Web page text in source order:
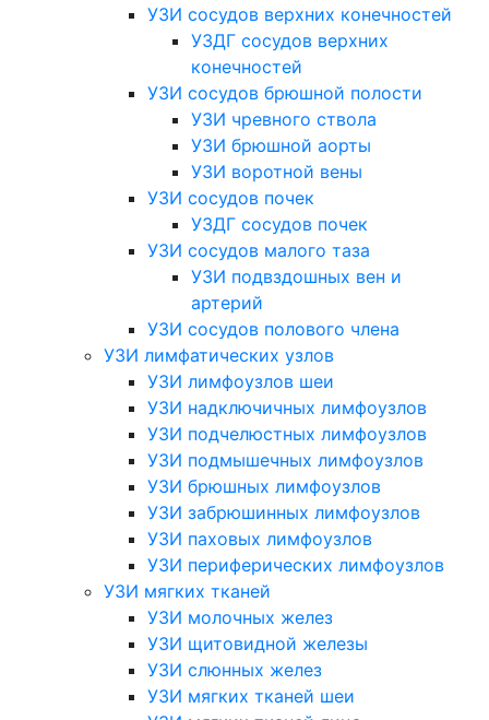
УЗИ сосудов верхних конечностей
УЗДГ сосудов верхних
конечностей
УЗИ сосудов брюшной полости
УЗИ чревного ствола
УЗИ брюшной аорты
УЗИ воротной вены
УЗИ сосудов почек
УЗДГ сосудов почек
УЗИ сосудов малого таза
УЗИ подвздошных вен и
артерий
УЗИ сосудов полового члена
УЗИ лимфатических узлов
УЗИ лимфоузлов шеи
УЗИ надключичных лимфоузлов
УЗИ подчелюстных лимфоузлов
УЗИ подмышечных лимфоузлов
УЗИ брюшных лимфоузлов
УЗИ забрюшинных лимфоузлов
УЗИ паховых лимфоузлов
УЗИ периферических лимфоузлов
УЗИ мягких тканей
УЗИ молочных желез
УЗИ щитовидной железы
УЗИ слюнных желез
УЗИ мягких тканей шеи